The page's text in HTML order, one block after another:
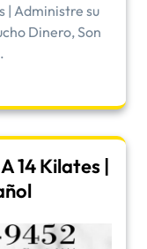
| Administre su
Dinero, Son
14 Kilates |